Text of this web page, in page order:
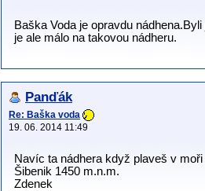
Baška Voda je opravdu
je ale málo na takovou nádheru.
Panďák
Re: Baška voda
19. 06. 2014 11:49
Navíc ta nádhera když plaveš v
Šibenik 1450 m.n.m.
Zdenek